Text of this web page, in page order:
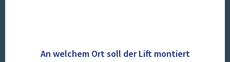
An welchem Ort soll der Lift montiert